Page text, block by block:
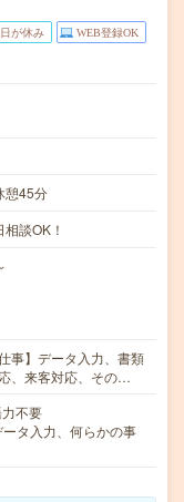
が休み WEB登録OK
憩45分
談OK！
事】データ入力、書類
、来客対応、その…
不要
タ入力、何らかの事